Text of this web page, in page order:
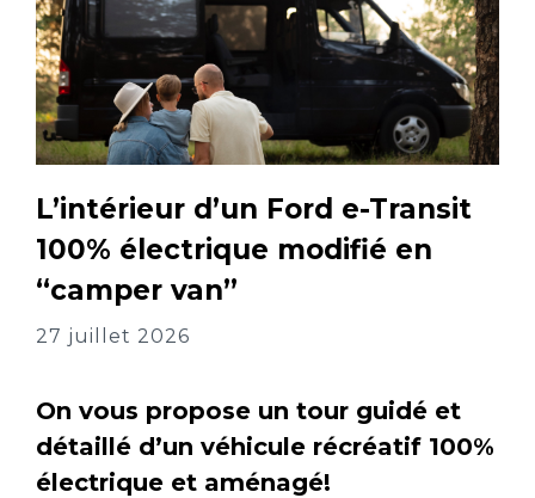
L’intérieur d’un Ford e-Transit
100% électrique modifié en
“camper van”
27 juillet 2026
On vous propose un tour guidé et
détaillé d’un véhicule récréatif 100%
électrique et aménagé!